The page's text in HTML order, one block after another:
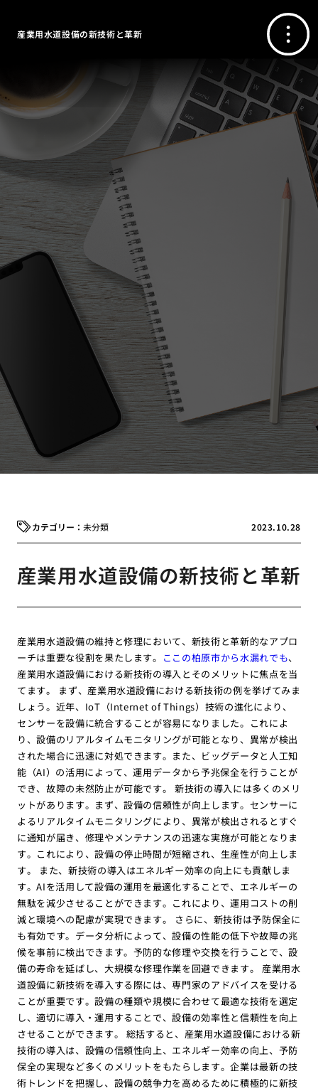
産業用水道設備の新技術と革新
2023.10.28
未分類
産業用水道設備の新技術と革新
産業用水道設備の維持と修理において、新技術と革新的なアプロ
ーチは重要な役割を果たします。 ここの柏原市から水漏れでも、
産業用水道設備における新技術の導入とそのメリットに焦点を当
てます。 まず、産業用水道設備における新技術の例を挙げてみま
しょう。近年、IoT（Internet of Things）技術の進化により、
センサーを設備に統合することが容易になりました。これによ
り、設備のリアルタイムモニタリングが可能となり、異常が検出
された場合に迅速に対処できます。また、ビッグデータと人工知
能（AI）の活用によって、運用データから予兆保全を行うことが
でき、故障の未然防止が可能です。 新技術の導入には多くのメリ
ットがあります。まず、設備の信頼性が向上します。センサーに
よるリアルタイムモニタリングにより、異常が検出されるとすぐ
に通知が届き、修理やメンテナンスの迅速な実施が可能となりま
す。これにより、設備の停止時間が短縮され、生産性が向上しま
す。 また、新技術の導入はエネルギー効率の向上にも貢献しま
す。AIを活用して設備の運用を最適化することで、エネルギーの
無駄を減少させることができます。これにより、運用コストの削
減と環境への配慮が実現できます。 さらに、新技術は予防保全に
も有効です。データ分析によって、設備の性能の低下や故障の兆
候を事前に検出できます。予防的な修理や交換を行うことで、設
備の寿命を延ばし、大規模な修理作業を回避できます。 産業用水
道設備に新技術を導入する際には、専門家のアドバイスを受ける
ことが重要です。設備の種類や規模に合わせて最適な技術を選定
し、適切に導入・運用することで、設備の効率性と信頼性を向上
させることができます。 総括すると、産業用水道設備における新
技術の導入は、設備の信頼性向上、エネルギー効率の向上、予防
保全の実現など多くのメリットをもたらします。企業は最新の技
術トレンドを把握し、設備の競争力を高めるために積極的に新技